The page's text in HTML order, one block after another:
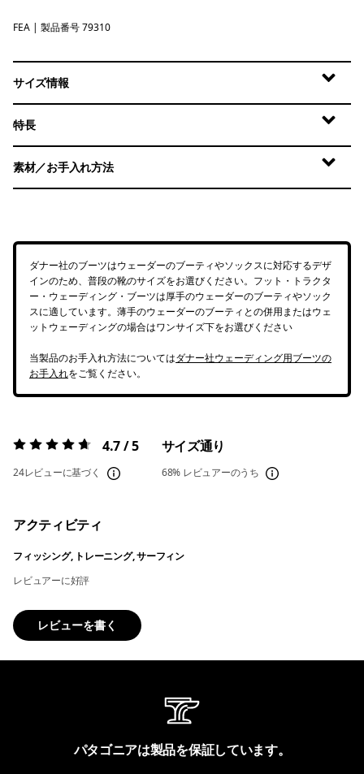
Feather Grey
FEA | 製品番号 79310
サイズ情報
特長
素材／お手入れ方法
ダナー社のブーツはウェーダーのブーティやソックスに対応するデザ
インのため、普段の靴のサイズをお選びください。フット・トラクタ
ー・ウェーディング・ブーツは厚手のウェーダーのブーティやソック
スに適しています。薄手のウェーダーのブーティとの併用またはウェ
ットウェーディングの場合はワンサイズ下をお選びください
当製品のお手入れ方法についてはダナー社ウェーディング用ブーツの
お手入れをご覧ください。
評価:4.7 / 5 4.7 / 5
24レビューに基づく
サイズ通り
68% レビュアーのうち
アクティビティ
フィッシング, トレーニング, サーフィン
レビュアーに好評
レビューを書く
パタゴニアは製品を保証しています。